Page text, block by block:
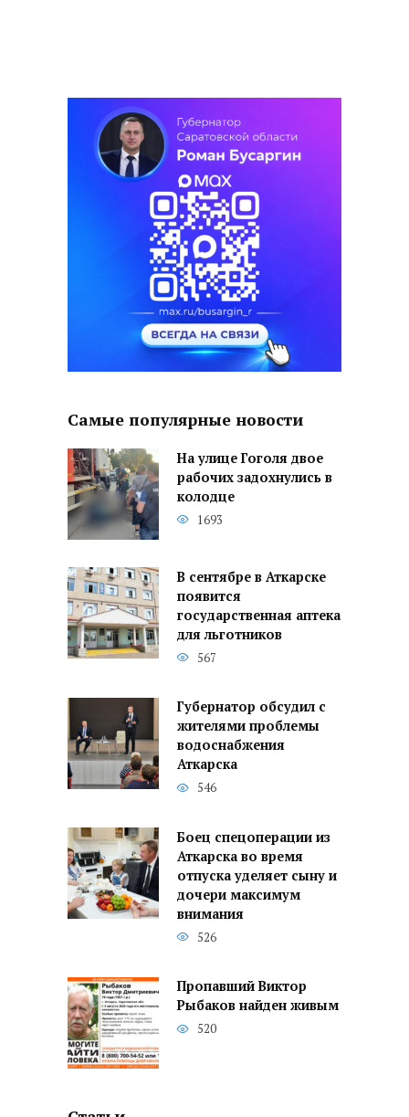
Самые популярные новости
На улице Гоголя двое
рабочих задохнулись в
колодце
1693
В сентябре в Аткарске
появится
государственная аптека
для льготников
567
Губернатор обсудил с
жителями проблемы
водоснабжения
Аткарска
546
Боец спецоперации из
Аткарска во время
отпуска уделяет сыну и
дочери максимум
внимания
526
Пропавший Виктор
Рыбаков найден живым
520